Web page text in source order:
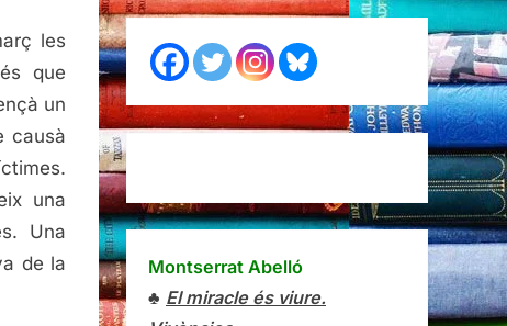
les
que
un
causà
una
Una
de la
Montserrat Abelló
♣ El miracle és viure.